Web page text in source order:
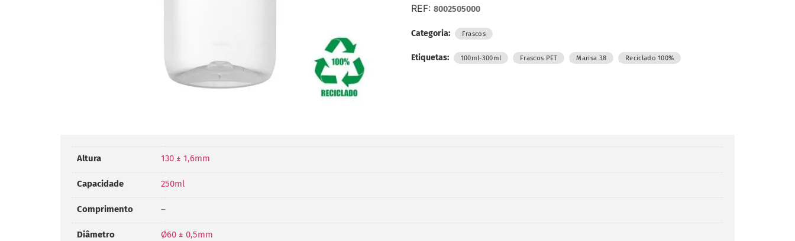
REF: 8002505000
Categoria: Frascos
Etiquetas: 100ml-300ml Frascos PET Marisa 38 Reciclado 100%
Altura 130 ± 1,6mm
Capacidade 250ml
Comprimento –
Diâmetro Ø60 ± 0,5mm